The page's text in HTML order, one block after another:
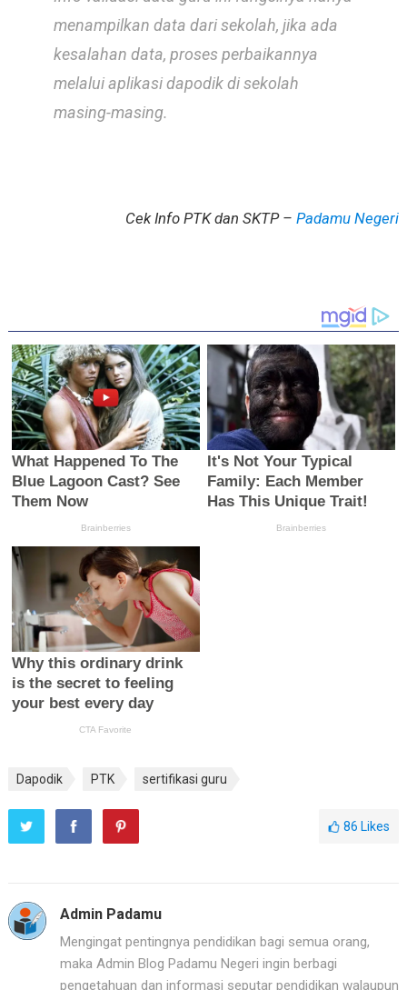
menampilkan data dari sekolah, jika ada
kesalahan data, proses perbaikannya
melalui aplikasi dapodik di sekolah
masing-masing.
Cek Info PTK dan SKTP –Padamu Negeri
Dapodik PTK sertifikasi guru
86 Likes
Admin Padamu
Mengingat pentingnya pendidikan bagi semua orang,
maka Admin Blog Padamu Negeri ingin berbagi
pengetahuan dan informasi seputar pendidikan walaupun